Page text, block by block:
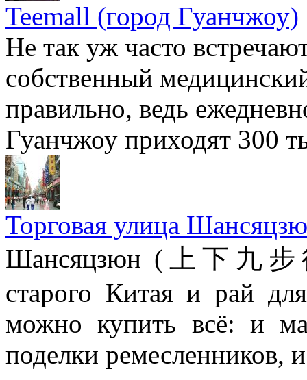
Teemall (город Гуанчжоу)
Не так уж часто
собственный
правильно, ведь
Гуанчжоу приходят 300
Торговая улица
Шансяцзюн (上下九步
старого Китая и рай
можно купить всё: и
поделки ремесленников,